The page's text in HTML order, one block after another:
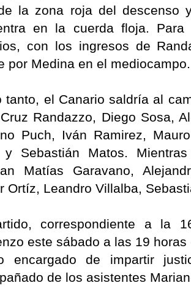
la zona roja del descenso
en la cuerda floja. Para
con los ingresos de
por Medina en el mediocampo.
tanto, el Canario saldría al
Randazzo, Diego Sosa,
Puch, Iván Ramirez,
y Sebastián Matos.
Matías Garavano,
Ortíz, Leandro Villalba,
correspondiente a la
este sábado a las 19
encargado de impartir
de los asistentes